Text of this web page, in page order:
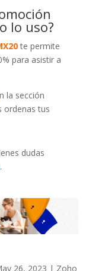
lo uso?
te permite
para asistir a
la sección
ordenas tus
dudas
.
26, 2023 | Zoho